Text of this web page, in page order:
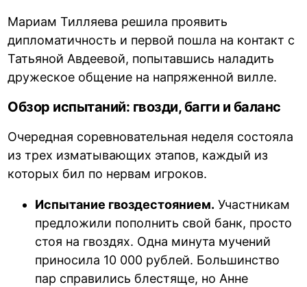
Мариам Тилляева решила проявить
дипломатичность и первой пошла на контакт с
Татьяной Авдеевой, попытавшись наладить
дружеское общение на напряженной вилле.
Обзор испытаний: гвозди, багги и баланс
Очередная соревновательная неделя состояла
из трех изматывающих этапов, каждый из
которых бил по нервам игроков.
Испытание гвоздестоянием. Участникам
предложили пополнить свой банк, просто
стоя на гвоздях. Одна минута мучений
приносила 10 000 рублей. Большинство
пар справились блестяще, ноАнне